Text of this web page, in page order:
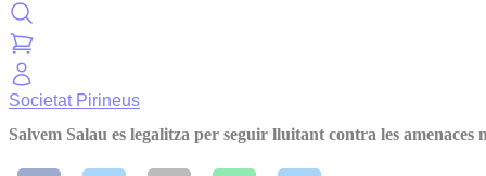
Societat Pirineus
Salvem Salau es legalitza per seguir lluitant contra les amenaces